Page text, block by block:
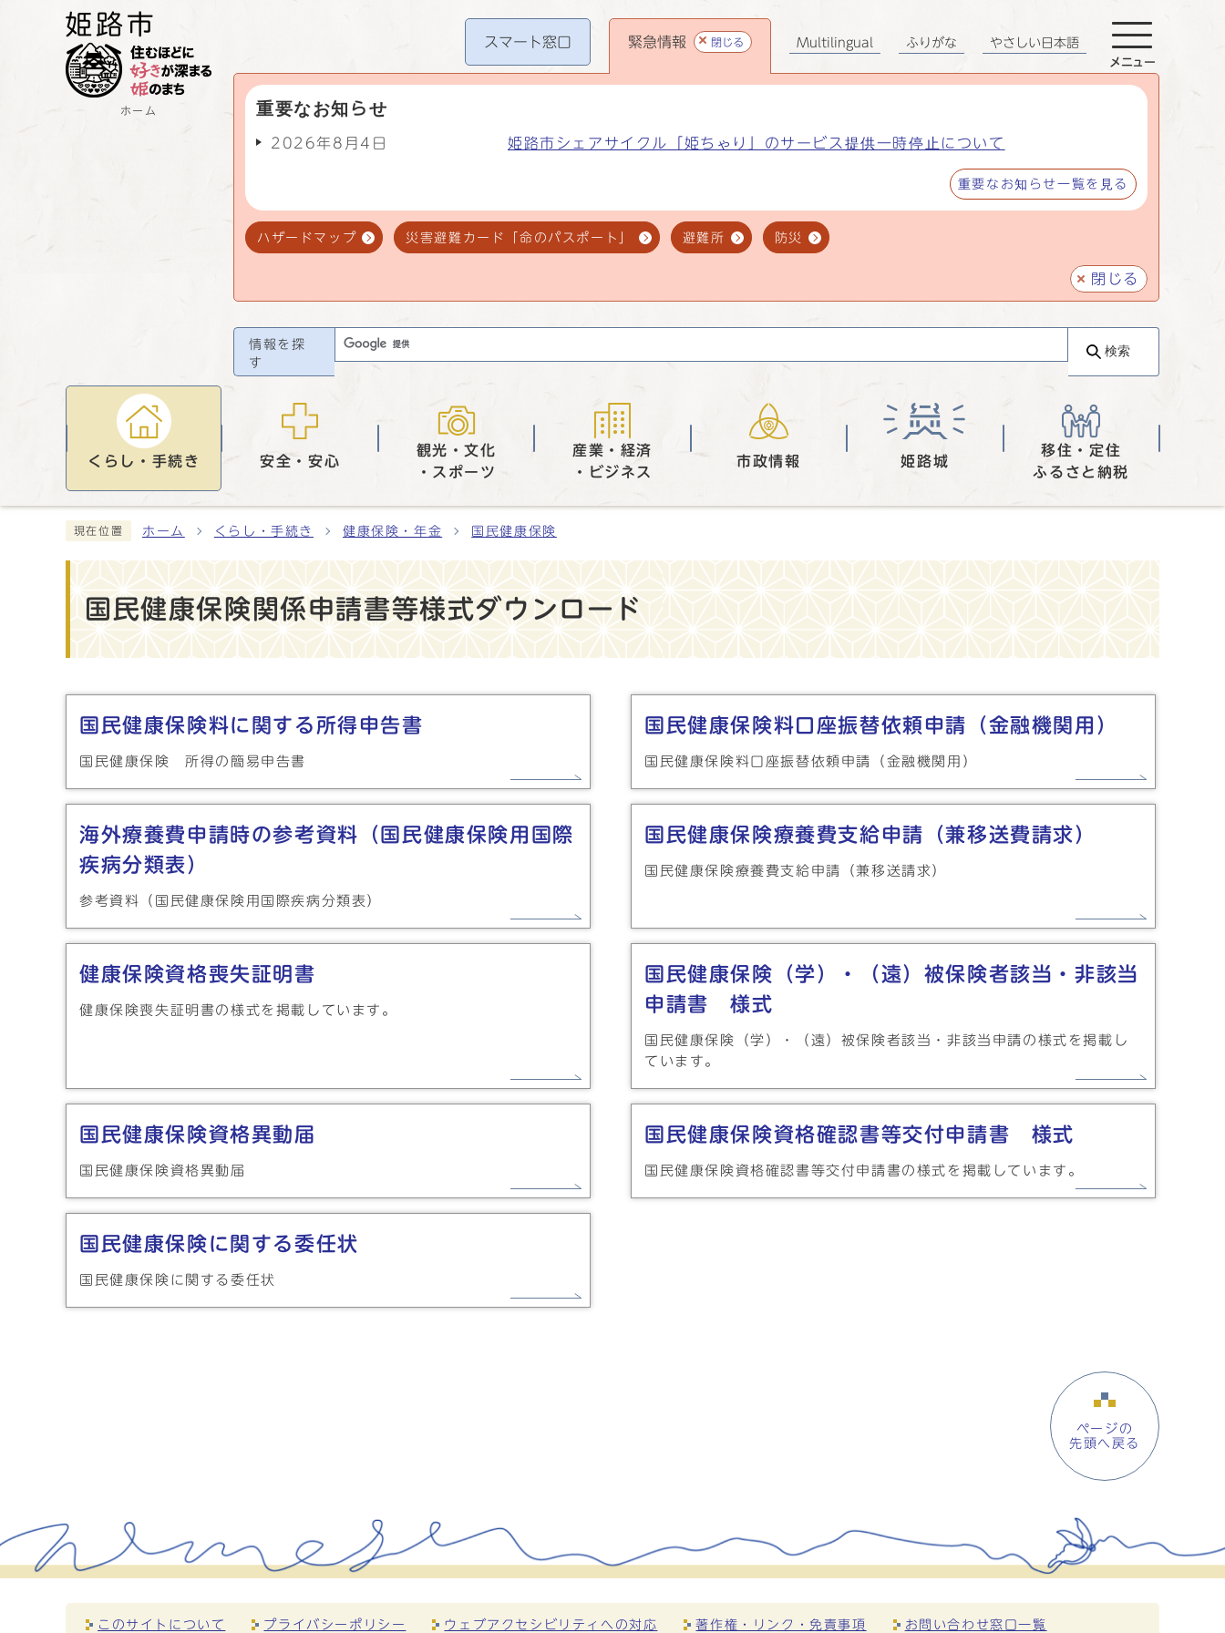
ホーム
スマート窓口 緊急情報 閉じる
重要なお知らせ
2026年8月4日 姫路市シェアサイクル「姫ちゃり」のサービス提供一時停止について
重要なお知らせ一覧を見る
ハザードマップ 災害避難カード「命のパスポート」 避難所 防災
閉じる
Multilingual ふりがな やさしい日本語
メニュー
情報を探
す
検索
くらし・手続き 安全・安心
観光・文化
・スポーツ
産業・経済
・ビジネス
市政情報 姫路城
移住・定住
ふるさと納税
現在位置 ホーム くらし・手続き 健康保険・年金 国民健康保険
国民健康保険関係申請書等様式ダウンロード
国民健康保険料に関する所得申告書
国民健康保険 所得の簡易申告書
国民健康保険料口座振替依頼申請（金融機関用）
国民健康保険料口座振替依頼申請（金融機関用）
海外療養費申請時の参考資料（国民健康保険用国際
疾病分類表）
参考資料（国民健康保険用国際疾病分類表）
国民健康保険療養費支給申請（兼移送費請求）
国民健康保険療養費支給申請（兼移送請求）
健康保険資格喪失証明書
健康保険喪失証明書の様式を掲載しています。
国民健康保険（学）・（遠）被保険者該当・非該当
申請書 様式
国民健康保険（学）・（遠）被保険者該当・非該当申請の様式を掲載し
ています。
国民健康保険資格異動届
国民健康保険資格異動届
国民健康保険資格確認書等交付申請書 様式
国民健康保険資格確認書等交付申請書の様式を掲載しています。
国民健康保険に関する委任状
国民健康保険に関する委任状
ページの
先頭へ戻る
このサイトについて プライバシーポリシー ウェブアクセシビリティへの対応 著作権・リンク・免責事項 お問い合わせ窓口一覧